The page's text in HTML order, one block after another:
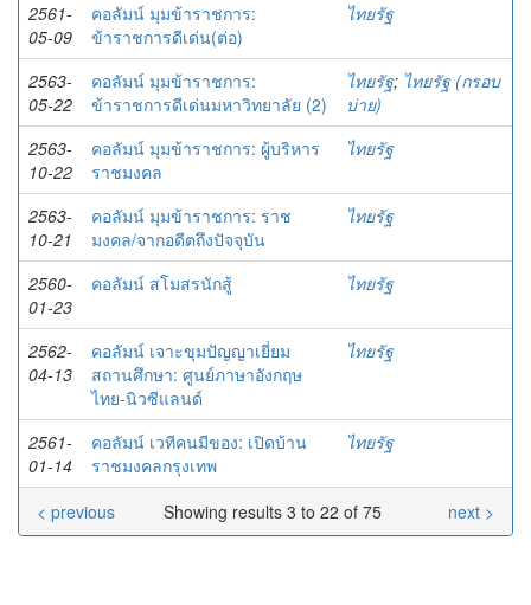
2561-
05-09
คอลัมน์ มุมข้าราชการ:
ข้าราชการดีเด่น(ต่อ)
ไทยรัฐ
2563-
05-22
คอลัมน์ มุมข้าราชการ:
ข้าราชการดีเด่นมหาวิทยาลัย (2)
ไทยรัฐ; ไทยรัฐ (กรอบ
บ่าย)
2563-
10-22
คอลัมน์ มุมข้าราชการ: ผู้บริหาร
ราชมงคล
ไทยรัฐ
2563-
10-21
คอลัมน์ มุมข้าราชการ: ราช
มงคล/จากอดีตถึงปัจจุบัน
ไทยรัฐ
2560-
01-23
คอลัมน์ สโมสรนักสู้ ไทยรัฐ
2562-
04-13
คอลัมน์ เจาะขุมปัญญาเยี่ยม
สถานศึกษา: ศูนย์ภาษาอังกฤษ
ไทย-นิวซีแลนด์
ไทยรัฐ
2561-
01-14
คอลัมน์ เวทีคนมีของ: เปิดบ้าน
ราชมงคลกรุงเทพ
ไทยรัฐ
Showing results 3 to 22 of 75
< previous next >